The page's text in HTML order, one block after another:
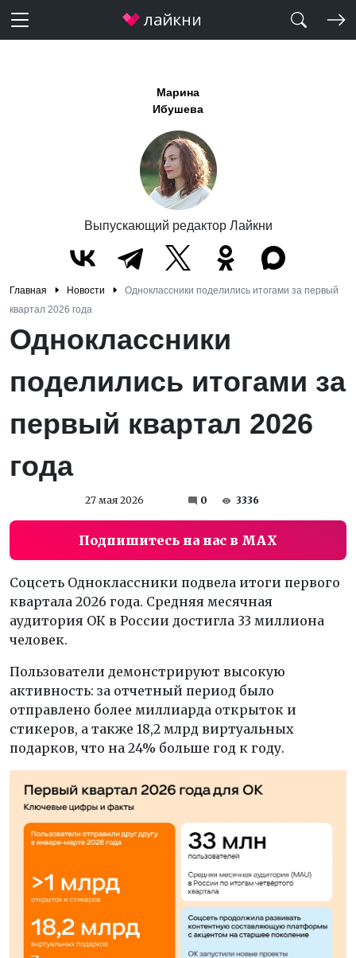
Марина
Ибушева
Выпускающий редактор Лайкни
Главная Новости
Одноклассники поделились итогами за первый
квартал 2026 года
Одноклассники
поделились итогами за
первый квартал 2026
года
27 мая 2026 0 3336
Подпишитесь на нас в MAX
Соцсеть Одноклассники подвела итоги первого
квартала 2026 года. Средняя месячная
аудитория ОК в России достигла 33 миллиона
человек.
Пользователи демонстрируют высокую
активность: за отчетный период было
отправлено более миллиарда открыток и
стикеров, а также 18,2 млрд виртуальных
подарков, что на 24% больше год к году.